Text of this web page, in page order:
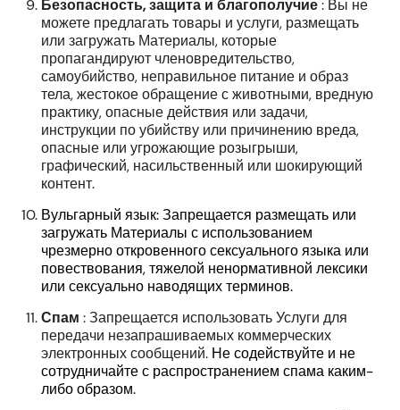
Безопасность, защита и благополучие: Вы не
можете предлагать товары и услуги, размещать
или загружать Материалы, которые
пропагандируют членовредительство,
самоубийство, неправильное питание и образ
тела, жестокое обращение с животными, вредную
практику, опасные действия или задачи,
инструкции по убийству или причинению вреда,
опасные или угрожающие розыгрыши,
графический, насильственный или шокирующий
контент.
Вульгарный язык: Запрещается размещать или
загружать Материалы с использованием
чрезмерно откровенного сексуального языка или
повествования, тяжелой ненормативной лексики
или сексуально наводящих терминов.
Спам : Запрещается использовать Услуги для
передачи незапрашиваемых коммерческих
электронных сообщений. Не содействуйте и не
сотрудничайте с распространением спама каким-
либо образом.